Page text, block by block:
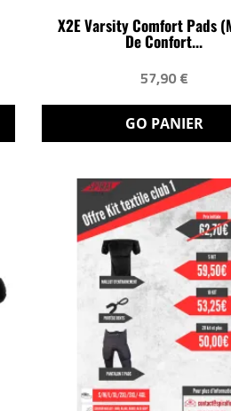
X2E Varsity Comfort Pads
De Confort...
57,90 €
GO PANIER